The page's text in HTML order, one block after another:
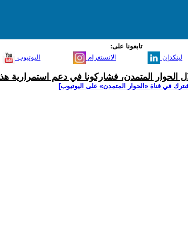
تابعونا على:
اليوتيوب الانستغرام لينكدإن
الحوار المتمدن، فشاركونا في دعم استمرارية
في قناة ‫«الحوار المتمدن» على اليوتيوب]